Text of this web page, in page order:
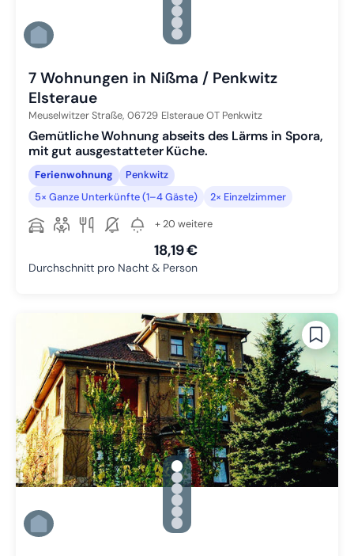
Zu Slide 3 wechseln
Zu Slide 4 wechseln
Zu Slide 5 wechseln
Zu Slide 6 wechseln
7 Wohnungen in Nißma / Penkwitz
Elsteraue
Meuselwitzer Straße, 06729 Elsteraue OT Penkwitz
Gemütliche Wohnung abseits des Lärms in Spora,
mit gut ausgestatteter Küche.
Ferienwohnung
Penkwitz
5× Ganze Unterkünfte (1–4 Gäste)
2× Einzelzimmer
+ 20 weitere
18,19 €
Durchschnitt pro Nacht & Person
gallery.slide_selector
Zu Slide 1 wechseln
Zu Slide 2 wechseln
Zu Slide 3 wechseln
Zu Slide 4 wechseln
Zu Slide 5 wechseln
Zu Slide 6 wechseln